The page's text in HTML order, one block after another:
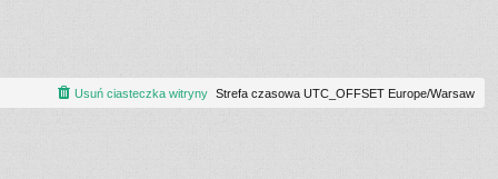
Strefa czasowa UTC_OFFSET Europe/Warsaw
Usuń ciasteczka witryny